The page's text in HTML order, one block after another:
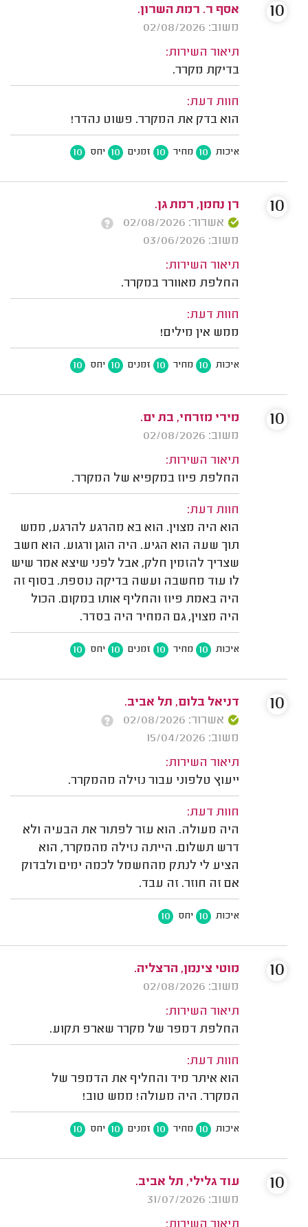
אסף ר. רמת השרון.
משוב: 02/08/2026
תיאור השירות:
בדיקת מקרר.
חוות דעת:
הוא בדק את המקרר. פשוט נהדר!
איכות 10 מחיר 10 זמנים 10 יחס 10
10
רן נחמן, רמת גן.
אשרור: 02/08/2026
משוב: 03/06/2026
תיאור השירות:
החלפת מאוורר במקרר.
חוות דעת:
ממש אין מילים!
איכות 10 מחיר 10 זמנים 10 יחס 10
10
מירי מזרחי, בת ים.
משוב: 02/08/2026
תיאור השירות:
החלפת פיוז במקפיא של המקרר.
חוות דעת:
הוא היה מצוין. הוא בא מהרגע להרגע, ממש
תוך שעה הוא הגיע. היה הוגן ורגוע. הוא חשב
שצריך להזמין חלק, אבל לפני שיצא אמר שיש
לו עוד מחשבה ועשה בדיקה נוספת. בסוף זה
היה באמת פיוז והחליף אותו במקום. הכול
היה מצוין, גם המחיר היה בסדר.
איכות 10 מחיר 10 זמנים 10 יחס 10
10
דניאל בלום, תל אביב.
אשרור: 02/08/2026
משוב: 15/04/2026
תיאור השירות:
ייעוץ טלפוני עבור נזילה מהמקרר.
חוות דעת:
היה מעולה. הוא עזר לפתור את הבעיה ולא
דרש תשלום. הייתה נזילה מהמקרר, הוא
הציע לי לנתק מהחשמל לכמה ימים ולבדוק
אם זה חוזר. זה עבד.
איכות 10 יחס 10
10
מוטי צינמן, הרצליה.
משוב: 02/08/2026
תיאור השירות:
החלפת דמפר של מקרר שארפ תקוע.
חוות דעת:
הוא איתר מיד והחליף את הדמפר של
המקרר. היה מעולה! ממש טוב!
איכות 10 מחיר 10 זמנים 10 יחס 10
10
עוד גלילי, תל אביב.
משוב: 31/07/2026
10